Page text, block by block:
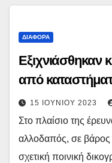
ΔΙΆΦΟΡΑ
Εξιχνιάσθηκαν
από
15 ΙΟΥΝΊΟΥ 2023
Στο πλαίσιο της
αλλοδαπός, σε βάρος
σχετική ποινική